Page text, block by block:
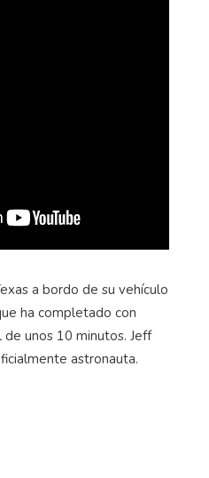
a bordo de su vehículo
ha completado con
unos 10 minutos. Jeff
astronauta.